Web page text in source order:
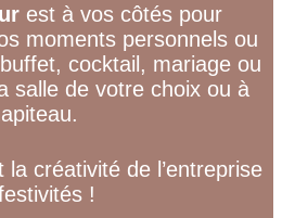
est à vos côtés pour
moments personnels ou
cocktail, mariage ou
salle de votre choix ou à
créativité de l’entreprise
!